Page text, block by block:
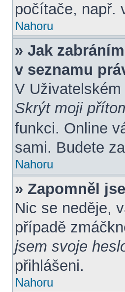
počítače, např.
Nahoru
» Jak
v seznamu
V Uživatelském
Skrýt moji
funkci. Online
sami. Budete
Nahoru
» Zapomněl
Nic se neděje,
případě
jsem svoje
přihlášeni.
Nahoru